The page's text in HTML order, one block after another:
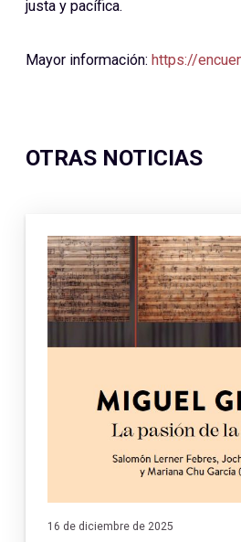
justa y pacífica.
Mayor información: https://
OTRAS NOTICIAS
16 de diciembre de 2025